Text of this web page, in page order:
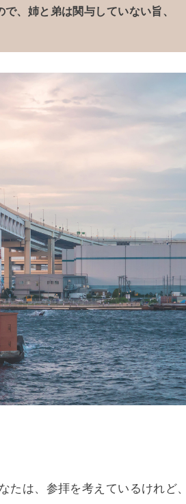
、姉と弟は関与していない旨、
たは、参拝を考えているけれど、